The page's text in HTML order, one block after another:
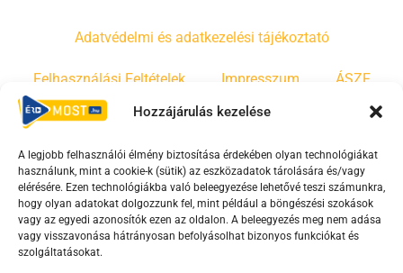
Hozzájárulás kezelése
A legjobb felhasználói élmény biztosítása érdekében olyan technológiákat
használunk, mint a cookie-k (sütik) az eszközadatok tárolására és/vagy
elérésére. Ezen technológiákba való beleegyezése lehetővé teszi számunkra,
hogy olyan adatokat dolgozzunk fel, mint például a böngészési szokások
vagy az egyedi azonosítók ezen az oldalon. A beleegyezés meg nem adása
vagy visszavonása hátrányosan befolyásolhat bizonyos funkciókat és
szolgáltatásokat.
Adatvédelmi és adatkezelési tájékoztató
Felhasználási Feltételek Impresszum ÁSZF
Irányelvek Moderálási szabályzat
F
a
c
e
Y
o
u
t
T
i
k